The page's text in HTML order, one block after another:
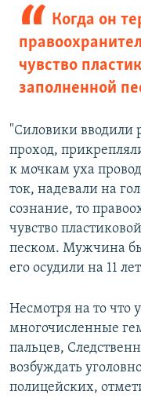
Когда он
чувство
заполненной
"Силовики вводили
проход,
к мочкам уха
ток, надевали на
сознание, то
чувство
песком. Мужчина
его осудили на 11
Несмотря на то что
многочисленные
пальцев,
возбуждать
полицейских,